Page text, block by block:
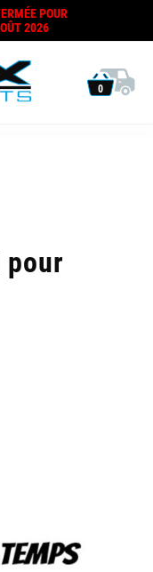
POUR
2026
0
pour